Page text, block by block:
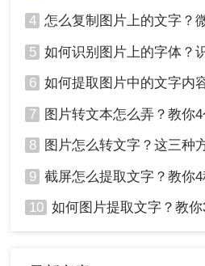
4 怎么复制图片上的文字？微信/QQ随手
5 如何识别图片上的字体？
6 如何提取图片中的文字内容？用
7 图片转文本怎么弄？教你4
8 图片怎么转文字？这三种
9 截屏怎么提取文字？教你4
10 如何图片提取文字？教你3个图片